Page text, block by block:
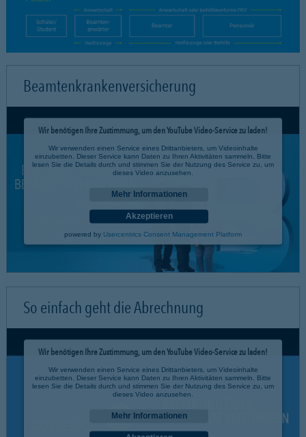
Beamtenkrankenversicherung
Wir benötigen Ihre Zustimmung, um den YouTube Video-Service zu laden!
Wir verwenden einen Service eines Drittanbieters, um Videoinhalte
einzubetten. Dieser Service kann Daten zu Ihren Aktivitäten sammeln. Bitte
lesen Sie die Details durch und stimmen Sie der Nutzung des Service zu, um
dieses Video anzusehen.
Mehr Informationen
Akzeptieren
powered by Usercentrics Consent Management Platform
So einfach geht die Abrechnung
Wir benötigen Ihre Zustimmung, um den YouTube Video-Service zu laden!
Wir verwenden einen Service eines Drittanbieters, um Videoinhalte
einzubetten. Dieser Service kann Daten zu Ihren Aktivitäten sammeln. Bitte
lesen Sie die Details durch und stimmen Sie der Nutzung des Service zu, um
dieses Video anzusehen.
Mehr Informationen